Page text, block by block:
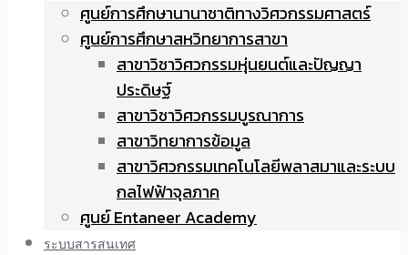
ศูนย์การศึกษานานาชาติทางวิศวกรรมศาสตร์
ศูนย์การศึกษาสหวิทยาการสาขา
สาขาวิชาวิศวกรรมหุ่นยนต์และปัญญา
ประดิษฐ์
สาขาวิชาวิศวกรรมบูรณาการ
สาขาวิทยาการข้อมูล
สาขาวิศวกรรมเทคโนโลยีพลาสมาและระบบ
กลไฟฟ้าจุลภาค
ศูนย์ Entaneer Academy
ระบบสารสนเทศ